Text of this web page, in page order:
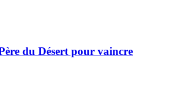
du Désert pour vaincre